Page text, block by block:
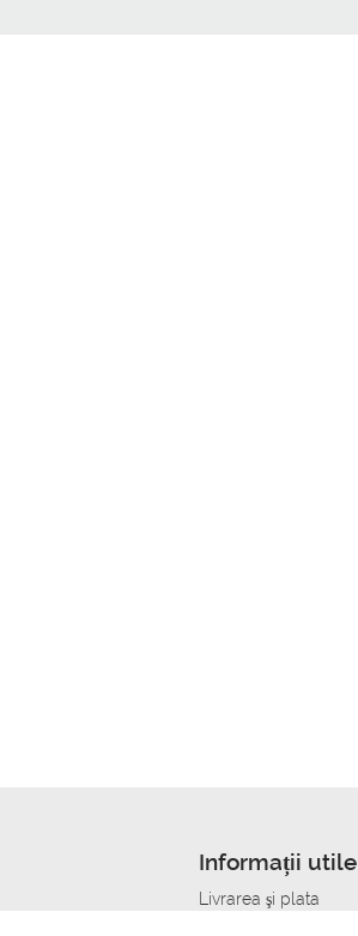
Informații utile
Livrarea şi plata